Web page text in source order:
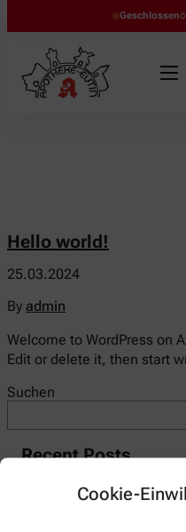
Cookie-
Geschlossen
Hello world!
25.03.2024
By admin
Welcome to WordPress on
Edit or delete it, then start
Suchen
Recent Posts
Hello world!